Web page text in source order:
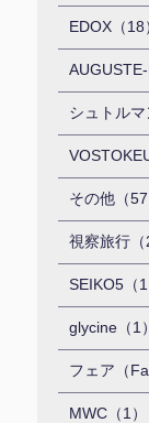
EDOX（18
AUGUSTE-
シュトルマ
その他（57
視察旅行（
SEIKO5（1
glycine（1）
フェア（
MWC（1）